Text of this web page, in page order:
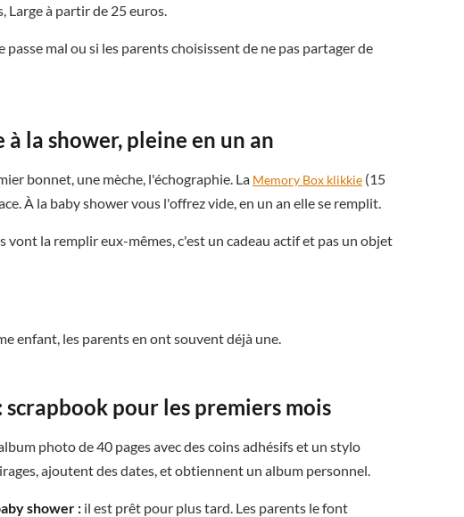
Large à partir de 25 euros.
passe mal ou si les parents choisissent de ne pas partager de
la shower, pleine en un an
bonnet, une mèche, l'échographie. La Memory Box klikkie (15
À la baby shower vous l'offrez vide, en un an elle se remplit.
vont la remplir eux-mêmes, c'est un cadeau actif et pas un objet
enfant, les parents en ont souvent déjà une.
scrapbook pour les premiers mois
photo de 40 pages avec des coins adhésifs et un stylo
ajoutent des dates, et obtiennent un album personnel.
shower : il est prêt pour plus tard. Les parents le font